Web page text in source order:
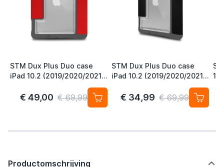
STM Dux Plus Duo case
iPad 10.2 (2019/2020/2021)
€ 49,00 € 69,99
STM Dux Plus Duo case
iPad 10.2 (2019/2020/2021)
€ 34,99 € 69,99
Productomschrijving